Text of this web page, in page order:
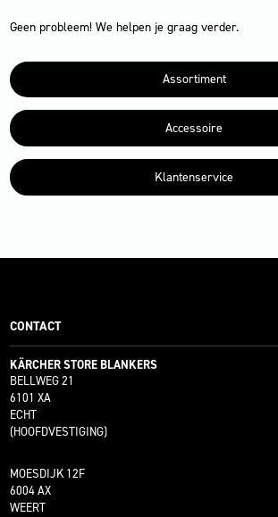
Geen probleem! We helpen je graag verder.
Assortiment
Accessoire
Klantenservice
CONTACT
KÄRCHER STORE BLANKERS
BELLWEG 21
6101 XA
ECHT
(HOOFDVESTIGING)
MOESDIJK 12F
6004 AX
WEERT